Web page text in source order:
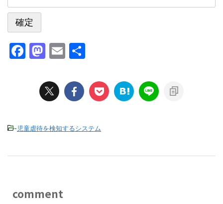
F
o
k
M
st
o
o
E
ai
l
-児童虐待を検知するシステム
comment